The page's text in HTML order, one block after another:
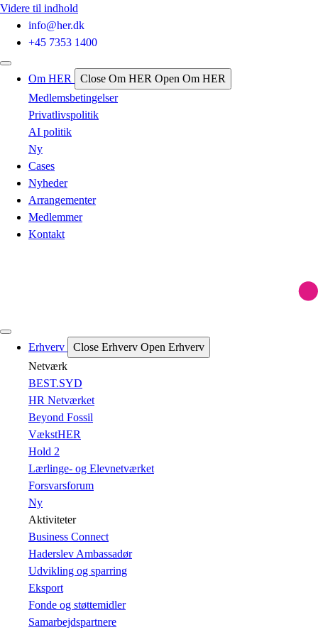
Videre til indhold
info@her.dk
+45 7353 1400
Om HER Close Om HER Open Om HER
Medlemsbetingelser
Privatlivspolitik
AI politik
Ny
Cases
Nyheder
Arrangementer
Medlemmer
Kontakt
Erhverv Close Erhverv Open Erhverv
Netværk
BEST.SYD
HR Netværket
Beyond Fossil
VækstHER
Hold 2
Lærlinge- og Elevnetværket
Forsvarsforum
Ny
Aktiviteter
Business Connect
Haderslev Ambassadør
Udvikling og sparring
Eksport
Fonde og støttemidler
Samarbejdspartnere